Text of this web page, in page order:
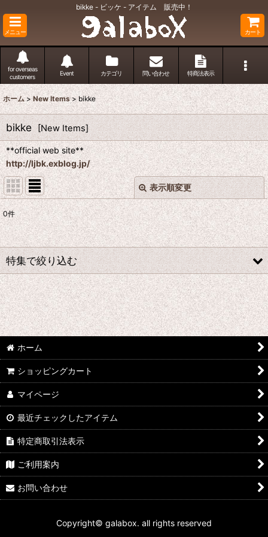
bikke - ビッケ - アイテム 販売中！
メニュー カート
for overseas
customers
Event カテゴリ 問い合わせ 特商法表示
ホーム > New Items > bikke
bikke [New Items]
**official web site**
http://ljbk.exblog.jp/
表示順変更
表示数:
並び順:
絞り込む
閉じる
0件
特集で絞り込む
★☆★ galabox disx ★☆★
Adam Levy
青山陽一/Yoichi Aoyama
Undercurrent 4
石渡明廣/Akihiro Ishiwatari
イーヨ/eEyo
板倉文/Bun Itakura
今井アレクサンドル/Alexandre Imai
うつみようこ/Yoko Utsumi
太田恵資 / Keisuke Ota
ホーム
ショッピングカート
マイページ
最近チェックしたアイテム
特定商取引法表示
ご利用案内
お問い合わせ
Copyright© galabox. all rights reserved